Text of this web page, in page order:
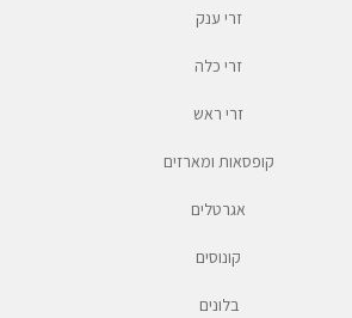
זרי ענק
זרי כלה
זרי ראש
קופסאות ומארזים
אגרטלים
קונוסים
בלונים